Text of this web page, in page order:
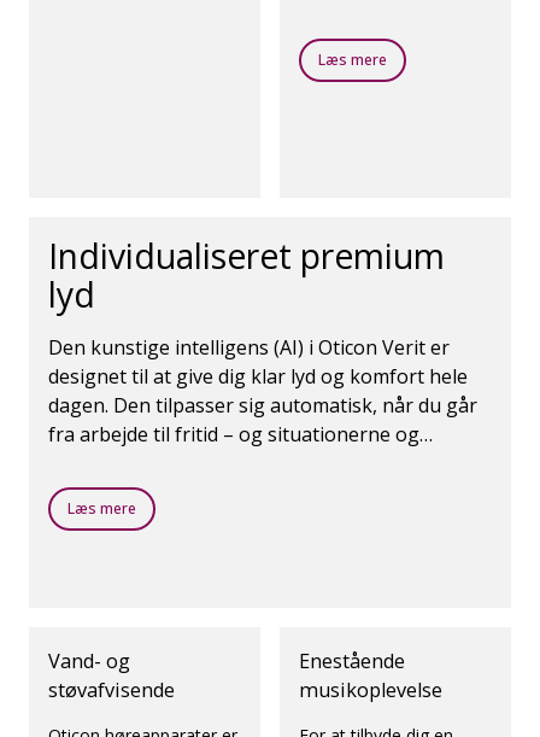
kontaktstøj og
pludselige lyde, fx en
dør, der smækker, vil
Læs mere
Individualiseret premium
lyd
Den kunstige intelligens (AI) i Oticon Verit er
designet til at give dig klar lyd og komfort hele
dagen. Den tilpasser sig automatisk, når du går
fra arbejde til fritid – og situationerne og
Læs mere
Vand- og
støvafvisende
Enestående
musikoplevelse